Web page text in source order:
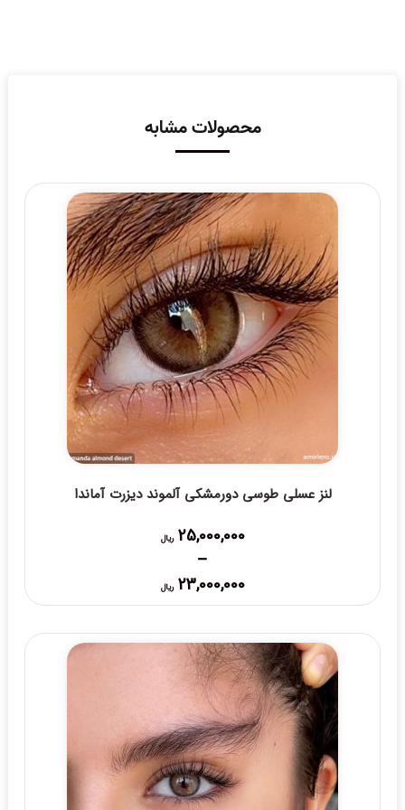
محصولات مشابه
لنز عسلی طوسی دورمشکی آلموند دیزرت آماندا
25,000,000 ریال
–
23,000,000 ریال
Price
range:
through
25,000,000 ریال